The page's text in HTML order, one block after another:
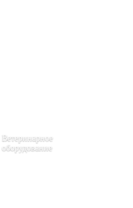
Ветеринарное
оборудование